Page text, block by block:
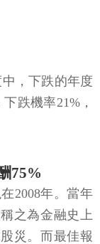
，下跌的年度
跌機率21%，
75%
2008年。當年
之為金融史上
災。而最佳報